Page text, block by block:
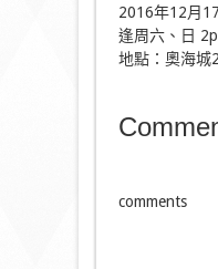
2016年12月
逢周六、日
地點：奧海城
comments